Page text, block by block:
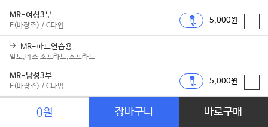
MR-여성3부
F(바장조) / C타입
5,000원
MR-파트연습용
알토,메조 소프라노,소프라노
MR-남성3부
F(바장조) / C타입
5,000원
MR-파트연습용
바리톤,테너,베이스
0원 장바구니 바로구매